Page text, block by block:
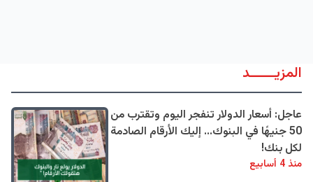
المزيــــــد
عاجل: أسعار الدولار تنفجر اليوم وتقترب من
50 جنيهًا في البنوك... إليك الأرقام الصادمة
لكل بنك!
منذ 4 أسابيع